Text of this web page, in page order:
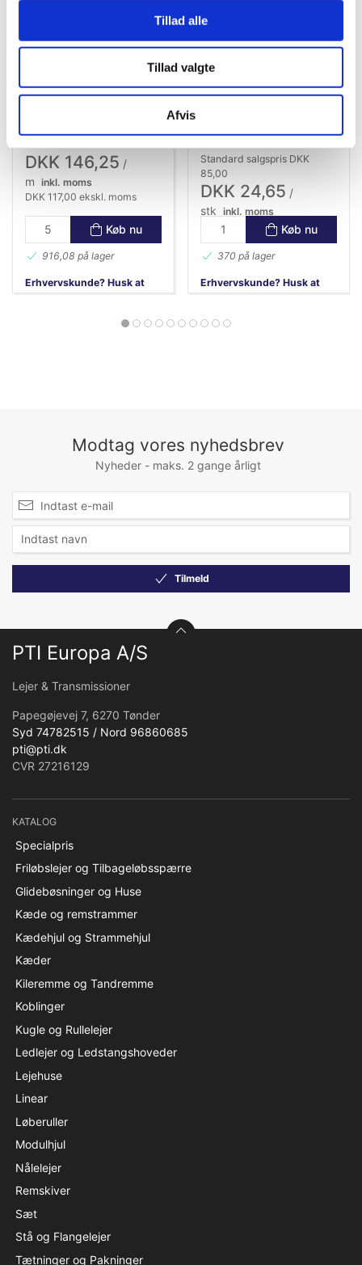
Tillad alle
Tillad valgte
Afvis
Rullekæde, forstærket
Fabrikat: PTI
DKK 146,25 /
m inkl. moms
DKK 117,00 ekskl. moms
Køb nu
916,08 på lager
Erhvervskunde? Husk at
logge ind!
16 B-1 HEAVY E
Samleled m. feder -
Fabrikat: PTI
Standard salgspris DKK
85,00
DKK 24,65 /
stk inkl. moms
DKK 19,72 ekskl. moms
Køb nu
370 på lager
Erhvervskunde? Husk at
logge ind!
Modtag vores nyhedsbrev
Nyheder - maks. 2 gange årligt
Tilmeld
PTI Europa A/S
Lejer & Transmissioner
Papegøjevej 7, 6270 Tønder
Syd 74782515 / Nord 96860685
pti@pti.dk
CVR 27216129
KATALOG
Specialpris
Friløbslejer og Tilbageløbsspærre
Glidebøsninger og Huse
Kæde og remstrammer
Kædehjul og Strammehjul
Kæder
Kileremme og Tandremme
Koblinger
Kugle og Rullelejer
Ledlejer og Ledstangshoveder
Lejehuse
Linear
Løberuller
Modulhjul
Nålelejer
Remskiver
Sæt
Stå og Flangelejer
Tætninger og Pakninger